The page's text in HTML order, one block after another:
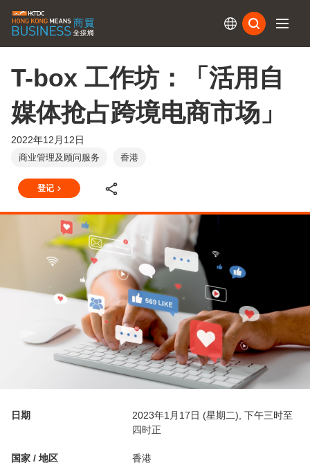
T-box 工作坊：「活用自
媒体抢占跨境电商市场」
2022年12月12日
商业管理及顾问服务 香港
登记
日期
2023年1月17日 (星期二), 下午三时至
四时正
国家 / 地区 香港